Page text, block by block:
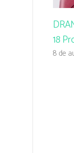
18
8 de